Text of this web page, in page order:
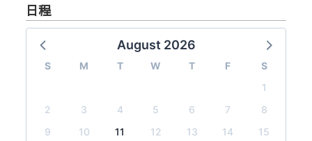
日程
August 2026
S M T W T F
S
1
2
3 4 5 6 7
8
9
10 11 12 13 14
15